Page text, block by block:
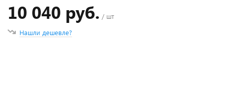
10 040 руб. / шт
Нашли дешевле?